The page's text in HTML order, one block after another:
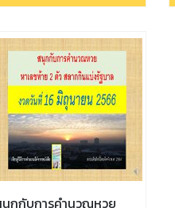
กกับการคำนวณหวย